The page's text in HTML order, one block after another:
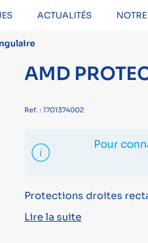
ACTUALITÉS
AMD
Ref. : 1701374002
Pour
Protections droites
Lire la suite